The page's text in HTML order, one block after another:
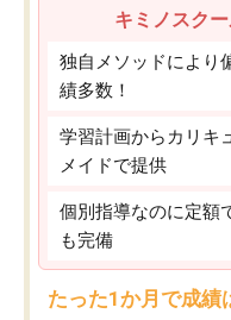
キミノスク
独自メソッドにより
績多数！
学習計画からカリキ
メイドで提供
個別指導なのに定額
も完備
たった1か月で成績